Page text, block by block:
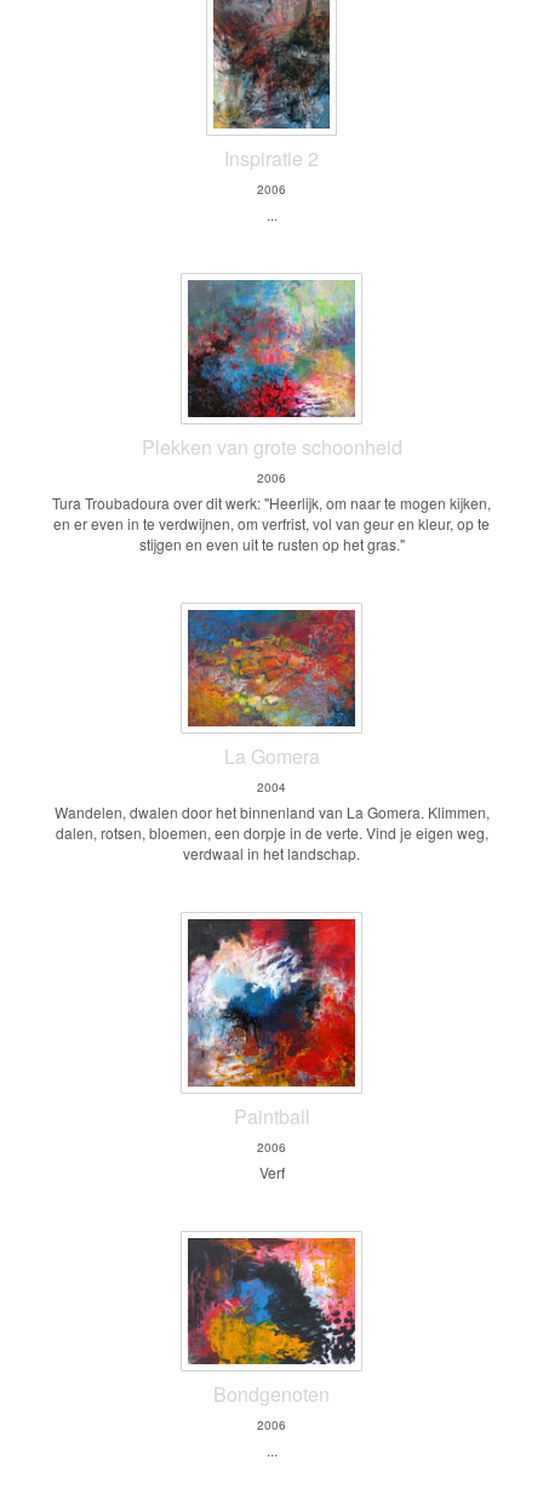
Inspiratie 2
2006
...
Plekken van grote schoonheid
2006
Tura Troubadoura over dit werk: "Heerlijk, om naar te mogen kijken,
en er even in te verdwijnen, om verfrist, vol van geur en kleur, op te
stijgen en even uit te rusten op het gras."
La Gomera
2004
Wandelen, dwalen door het binnenland van La Gomera. Klimmen,
dalen, rotsen, bloemen, een dorpje in de verte. Vind je eigen weg,
verdwaal in het landschap.
Paintball
2006
Verf
Bondgenoten
2006
...